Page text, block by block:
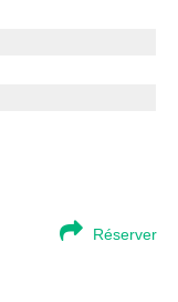
Réserver